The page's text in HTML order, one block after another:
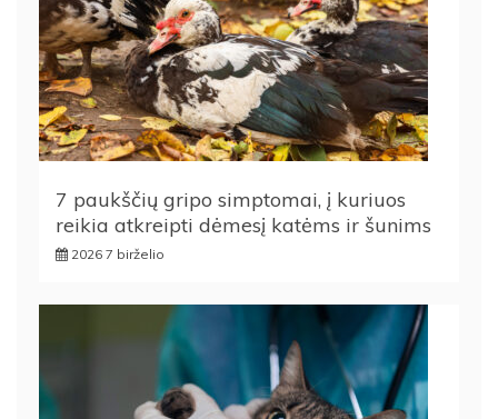
7 paukščių gripo simptomai, į kuriuos
reikia atkreipti dėmesį katėms ir šunims
2026 7 birželio